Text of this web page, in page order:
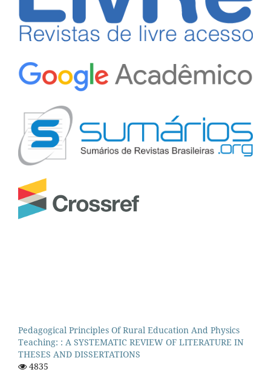
Pedagogical Principles Of Rural Education And Physics
Teaching: : A SYSTEMATIC REVIEW OF LITERATURE IN
THESES AND DISSERTATIONS
4835